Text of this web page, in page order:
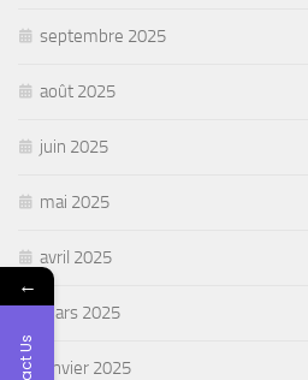
septembre 2025
août 2025
juin 2025
mai 2025
avril 2025
mars 2025
janvier 2025
←